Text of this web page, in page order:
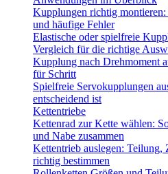
Kupplungen richtig
und häufige Fehler
Elastische oder spielfreie
Vergleich für die richtige
Kupplung nach Drehmoment
für Schritt
Spielfreie Servokupplungen
entscheidend ist
Kettentriebe
Kettenrad zur Kette wählen:
und Nabe zusammen
Kettentrieb auslegen: Teilung,
richtig bestimmen